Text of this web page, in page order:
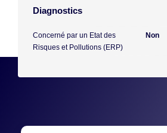
Diagnostics
Concerné par un Etat des
Risques et Pollutions (ERP)
Non